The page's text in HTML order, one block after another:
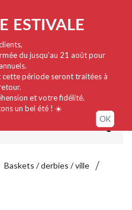
ESTIVALE
du jusqu'au 21 août pour
cette période seront traitées à
et votre fidélité.
un bel été ! ☀️
OK
Baskets / derbies / ville